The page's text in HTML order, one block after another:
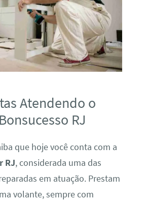
Atendendo o
RJ
que hoje você conta com a
RJ, considerada uma das
em atuação. Prestam
volante, sempre com